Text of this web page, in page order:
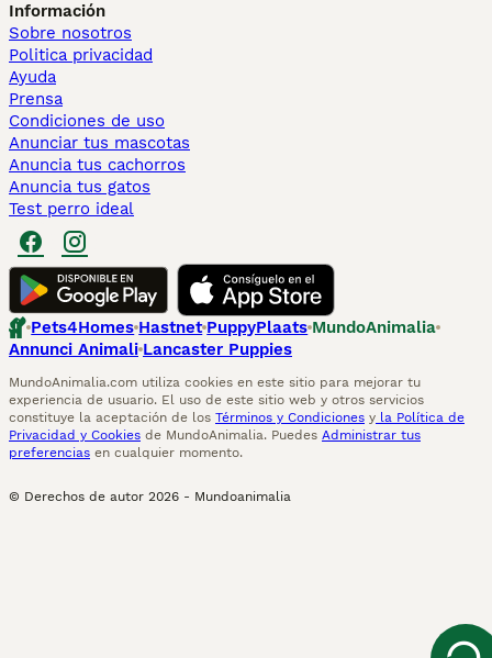
Información
Sobre nosotros
Politica privacidad
Ayuda
Prensa
Condiciones de uso
Anunciar tus mascotas
Anuncia tus cachorros
Anuncia tus gatos
Test perro ideal
Pets4Homes Hastnet PuppyPlaats MundoAnimalia
Annunci Animali Lancaster Puppies
MundoAnimalia.com utiliza cookies en este sitio para mejorar tu
experiencia de usuario. El uso de este sitio web y otros servicios
constituye la aceptación de los Términos y Condiciones y la Política de
Privacidad y Cookies de MundoAnimalia. Puedes Administrar tus
preferencias en cualquier momento.
© Derechos de autor 2026 - Mundoanimalia